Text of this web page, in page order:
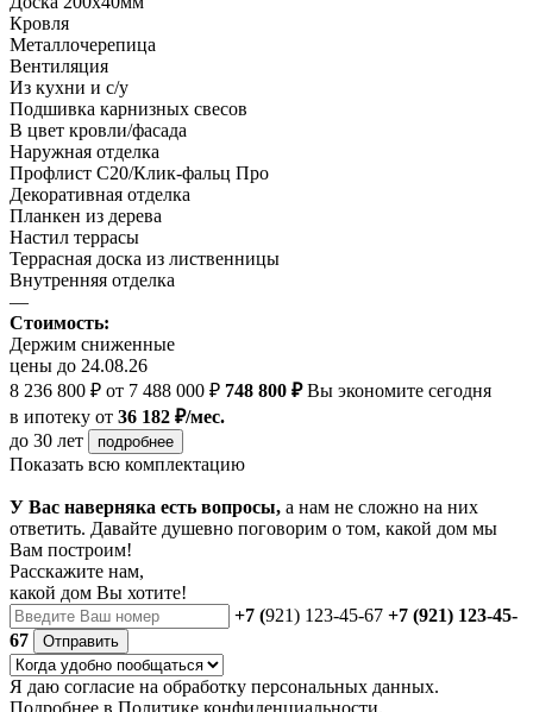
Кровля
Металлочерепица
Вентиляция
Из кухни и с/у
Подшивка карнизных свесов
В цвет кровли/фасада
Наружная отделка
Профлист С20/Клик-фальц Про
Декоративная отделка
Планкен из дерева
Настил террасы
Террасная доска из лиственницы
Внутренняя отделка
—
Стоимость:
Держим сниженные
цены до 24.08.26
8 236 800 ₽ от 7 488 000 ₽ 748 800 ₽Вы экономите сегодня
в ипотеку от 36 182 ₽/мес.
до 30 лет
подробнее
Показать всю комплектацию
У Вас наверняка есть вопросы, а нам не сложно на них
ответить. Давайте душевно поговорим о том, какой дом мы
Вам построим!
Расскажите нам,
какой дом Вы хотите!
+7 (921) 123-45-67 +7 (921) 123-45-
67
Отправить
Я даю согласие на обработку персональных данных.